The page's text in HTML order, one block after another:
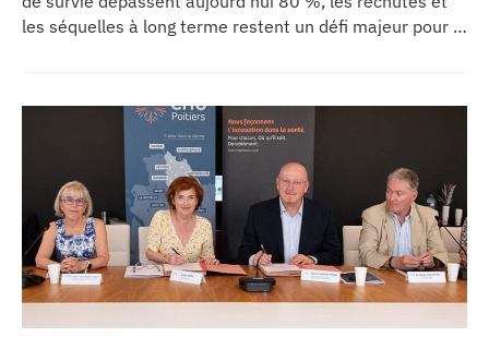
les séquelles à long terme restent un défi majeur pour la
l’Oncopole Claudius Regaud et de leurs partenaires,
lancent CIRCLE, un centre de recherche d’excellence
dédié aux cancers pédiatriques.